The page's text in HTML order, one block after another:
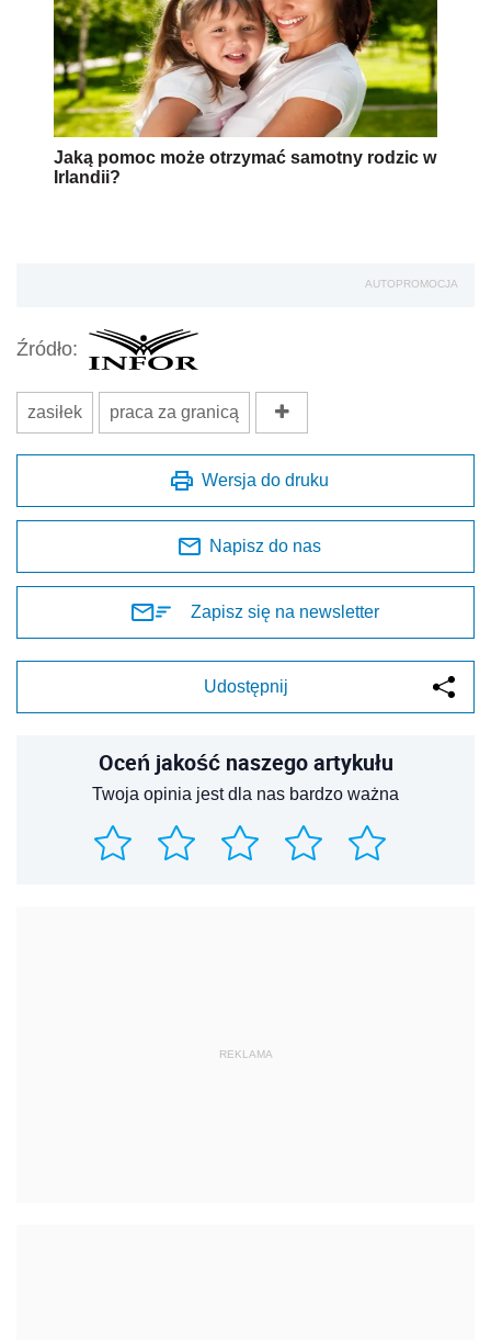
Jaką pomoc może otrzymać samotny rodzic w
Irlandii?
AUTOPROMOCJA
Źródło:
zasiłek praca za granicą
Wersja do druku
Napisz do nas
Zapisz się na newsletter
Udostępnij
Oceń jakość naszego artykułu
Twoja opinia jest dla nas bardzo ważna
REKLAMA